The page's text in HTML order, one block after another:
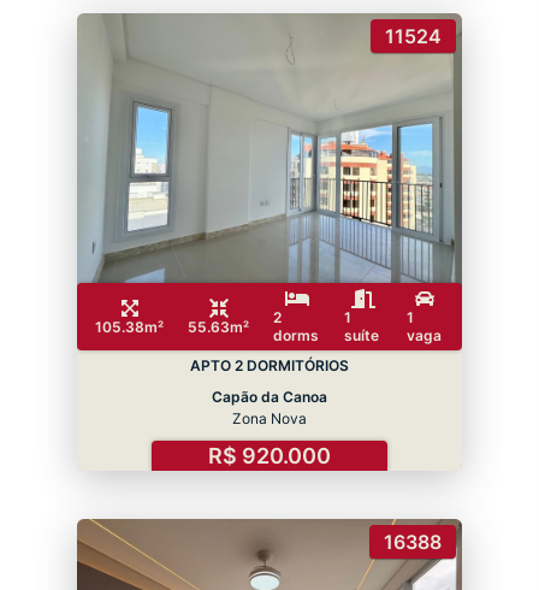
11524
105.38m² 55.63m²
2
dorms
1
suíte
1
vaga
APTO 2 DORMITÓRIOS
Capão da Canoa
Zona Nova
R$ 920.000
16388